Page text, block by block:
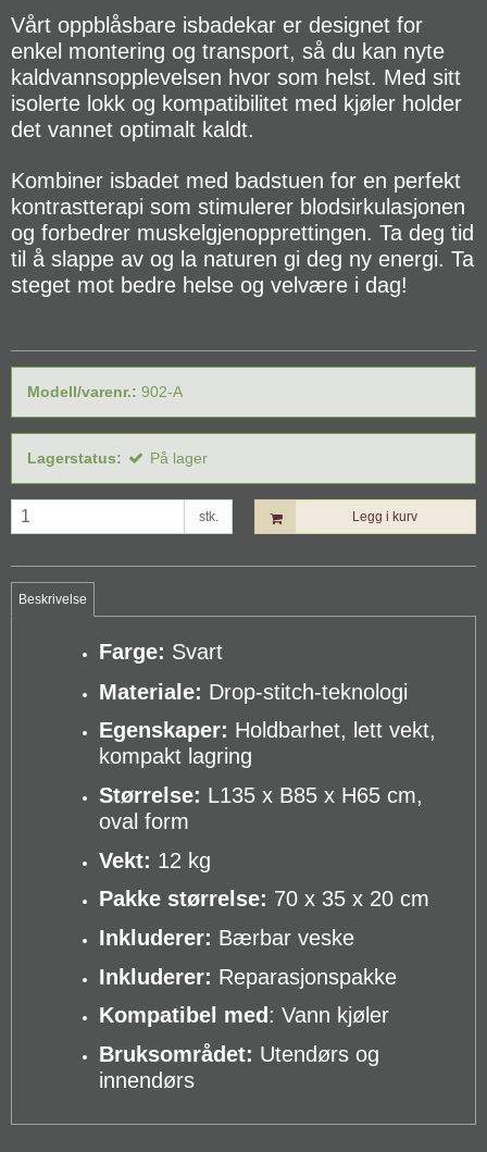
Vårt oppblåsbare isbadekar er designet for
enkel montering og transport, så du kan nyte
kaldvannsopplevelsen hvor som helst. Med sitt
isolerte lokk og kompatibilitet med kjøler holder
det vannet optimalt kaldt.
Kombiner isbadet med badstuen for en perfekt
kontrastterapi som stimulerer blodsirkulasjonen
og forbedrer muskelgjenopprettingen. Ta deg tid
til å slappe av og la naturen gi deg ny energi. Ta
steget mot bedre helse og velvære i dag!
Modell/varenr.: 902-A
Lagerstatus: På lager
stk. Legg i kurv
Beskrivelse
Farge: Svart
Materiale: Drop-stitch-teknologi
Egenskaper: Holdbarhet, lett vekt,
kompakt lagring
Størrelse: L135 x B85 x H65 cm,
oval form
Vekt: 12 kg
Pakke størrelse: 70 x 35 x 20 cm
Inkluderer: Bærbar veske
Inkluderer: Reparasjonspakke
Kompatibel med : Vann kjøler
Bruksområdet: Utendørs og
innendørs